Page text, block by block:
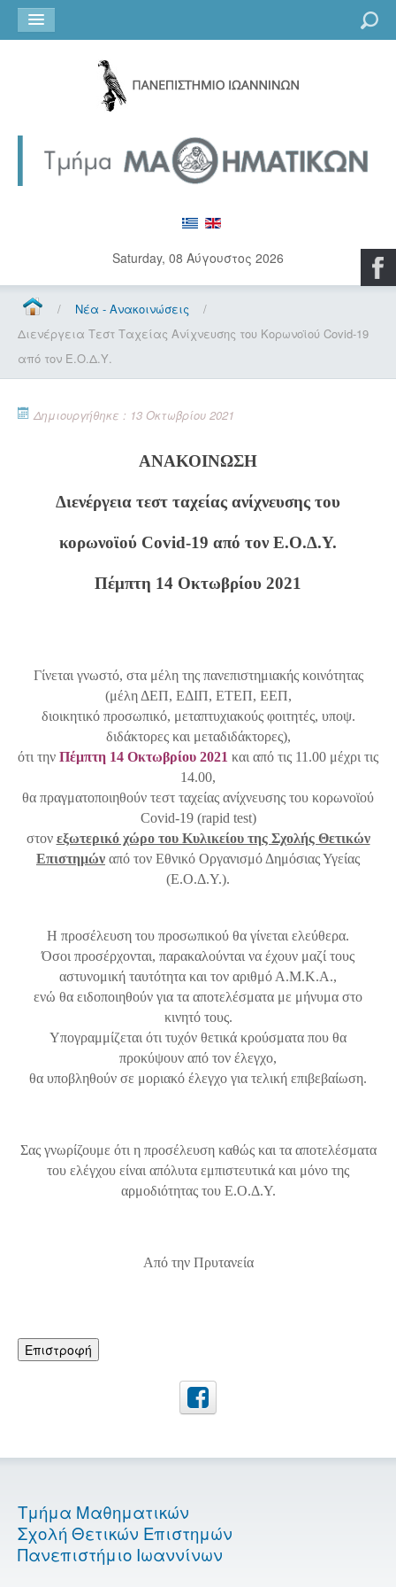
Saturday, 08 Αύγουστος 2026
/ Νέα - Ανακοινώσεις
/
Διενέργεια Tεστ Tαχείας Aνίχνευσης του Kορωνοϊού Covid-19
από τον Ε.Ο.Δ.Υ.
Δημιουργήθηκε : 13 Οκτωβρίου 2021
ΑΝAΚΟΙΝΩΣΗ
Διενέργεια τεστ ταχείας ανίχνευσης του
κορωνοϊού Covid-19 από τον Ε.Ο.Δ.Υ.
Πέμπτη 14 Οκτωβρίου 2021
Γίνεται γνωστό, στα μέλη της πανεπιστημιακής κοινότητας
(μέλη ΔΕΠ, ΕΔΙΠ, ΕΤΕΠ, ΕΕΠ,
διοικητικό προσωπικό, μεταπτυχιακούς φοιτητές, υποψ.
διδάκτορες και μεταδιδάκτορες),
ότι την Πέμπτη 14 Οκτωβρίου 2021 και από τις 11.00 μέχρι τις
14.00,
θα πραγματοποιηθούν τεστ ταχείας ανίχνευσης του κορωνοϊού
Covid-19 (rapid test)
στον εξωτερικό χώρο του Κυλικείου της Σχολής Θετικών
Επιστημών από τον Εθνικό Οργανισμό Δημόσιας Υγείας
(Ε.Ο.Δ.Υ.).
Η προσέλευση του προσωπικού θα γίνεται ελεύθερα.
Όσοι προσέρχονται, παρακαλούνται να έχουν μαζί τους
αστυνομική ταυτότητα και τον αριθμό Α.Μ.Κ.Α.,
ενώ θα ειδοποιηθούν για τα αποτελέσματα με μήνυμα στο
κινητό τους.
Υπογραμμίζεται ότι τυχόν θετικά κρούσματα που θα
προκύψουν από τον έλεγχο,
θα υποβληθούν σε μοριακό έλεγχο για τελική επιβεβαίωση.
Σας γνωρίζουμε ότι η προσέλευση καθώς και τα αποτελέσματα
του ελέγχου είναι απόλυτα εμπιστευτικά και μόνο της
αρμοδιότητας του Ε.Ο.Δ.Υ.
Από την Πρυτανεία
Επιστροφή
Τμήμα Μαθηματικών
Σχολή Θετικών Επιστημών
Πανεπιστήμιο Ιωαννίνων